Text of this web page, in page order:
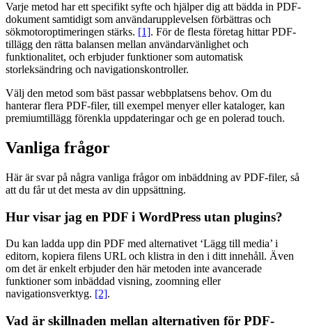
Varje metod har ett specifikt syfte och hjälper dig att bädda in PDF-
dokument samtidigt som användarupplevelsen förbättras och
sökmotoroptimeringen stärks. [1]. För de flesta företag hittar PDF-
tillägg den rätta balansen mellan användarvänlighet och
funktionalitet, och erbjuder funktioner som automatisk
storleksändring och navigationskontroller.
Välj den metod som bäst passar webbplatsens behov. Om du
hanterar flera PDF-filer, till exempel menyer eller kataloger, kan
premiumtillägg förenkla uppdateringar och ge en polerad touch.
Vanliga frågor
Här är svar på några vanliga frågor om inbäddning av PDF-filer, så
att du får ut det mesta av din uppsättning.
Hur visar jag en PDF i WordPress utan plugins?
Du kan ladda upp din PDF med alternativet ‘Lägg till media’ i
editorn, kopiera filens URL och klistra in den i ditt innehåll. Även
om det är enkelt erbjuder den här metoden inte avancerade
funktioner som inbäddad visning, zoomning eller
navigationsverktyg. [2].
Vad är skillnaden mellan alternativen för PDF-